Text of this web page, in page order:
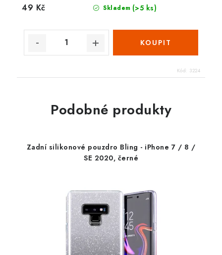
Skladem (>5 ks)
49 Kč
Kód: 3224
Podobné produkty
Zadní silikonové pouzdro Bling - iPhone 7 / 8 /
SE 2020, černé